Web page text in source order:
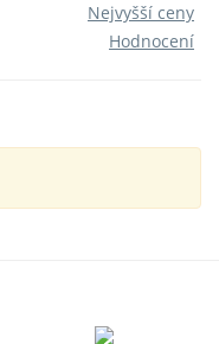
Nejvyšší ceny
Hodnocení